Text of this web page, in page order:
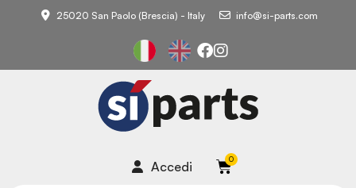
25020 San Paolo (Brescia) - Italy info@si-parts.com
Accedi